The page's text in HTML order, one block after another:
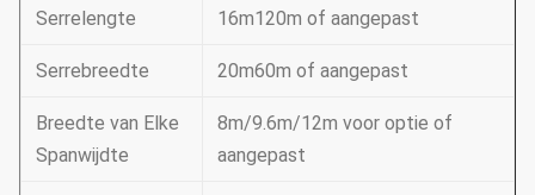
Serrelengte 16m120m of aangepast
Serrebreedte 20m60m of aangepast
Breedte van Elke
Spanwijdte
8m/9.6m/12m voor optie of
aangepast